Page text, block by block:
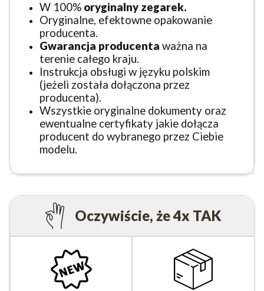
W 100% oryginalny zegarek.
Oryginalne, efektowne opakowanie
producenta.
Gwarancja producenta ważna na
terenie całego kraju.
Instrukcja obsługi w języku polskim
(jeżeli została dołączona przez
producenta).
Wszystkie oryginalne dokumenty oraz
ewentualne certyfikaty jakie dołącza
producent do wybranego przez Ciebie
modelu.
Oczywiście, że 4x TAK